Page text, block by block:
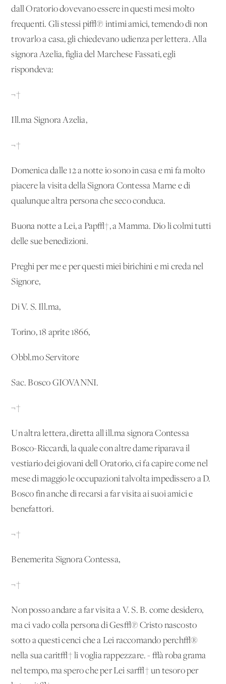
dall'Oratorio dovevano essere in questi mesi molto
frequenti. Gli stessi pi√π intimi amici, temendo di non
trovarlo a casa, gli chiedevano udienza per lettera. Alla
signora Azelia, figlia del Marchese Fassati, egli
rispondeva:
¬†
Ill.ma Signora Azelia,
¬†
Domenica dalle 12 a notte io sono in casa e mi fa molto
piacere la visita della Signora Contessa Marne e di
qualunque altra persona che seco conduca.
Buona notte a Lei, a Pap√†, a Mamma. Dio li colmi tutti
delle sue benedizioni.
Preghi per me e per questi miei birichini e mi creda nel
Signore,
Di V. S. Ill.ma,
Torino, 18 aprite 1866,
Obbl.mo Servitore
Sac. Bosco GIOVANNI.
¬†
Un'altra lettera, diretta all'ill.ma signora Contessa
Bosco-Riccardi, la quale con altre dame riparava il
vestiario dei giovani dell'Oratorio, ci fa capire come nel
mese di maggio le occupazioni talvolta impedissero a D.
Bosco fin anche di recarsi a far visita ai suoi amici e
benefattori.
¬†
Benemerita Signora Contessa,
¬†
Non posso andare a far visita a V. S. B. come desidero,
ma ci vado colla persona di Ges√π Cristo nascosto
sotto a questi cenci che a Lei raccomando perch√®
nella sua carit√† li voglia rappezzare. - √à roba grama
nel tempo, ma spero che per Lei sar√† un tesoro per